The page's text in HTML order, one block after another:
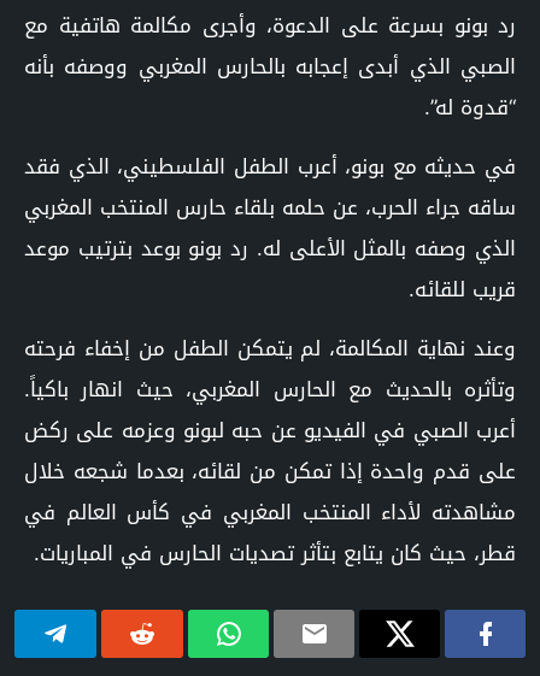
رد بونو بسرعة على الدعوة، وأجرى مكالمة هاتفية مع
الصبي الذي أبدى إعجابه بالحارس المغربي ووصفه بأنه
“قدوة له”.
في حديثه مع بونو، أعرب الطفل الفلسطيني، الذي فقد
ساقه جراء الحرب، عن حلمه بلقاء حارس المنتخب المغربي
الذي وصفه بالمثل الأعلى له. رد بونو بوعد بترتيب موعد
قريب للقائه.
وعند نهاية المكالمة، لم يتمكن الطفل من إخفاء فرحته
وتأثره بالحديث مع الحارس المغربي، حيث انهار باكياً.
أعرب الصبي في الفيديو عن حبه لبونو وعزمه على ركض
على قدم واحدة إذا تمكن من لقائه، بعدما شجعه خلال
مشاهدته لأداء المنتخب المغربي في كأس العالم في
قطر، حيث كان يتابع بتأثر تصديات الحارس في المباريات.